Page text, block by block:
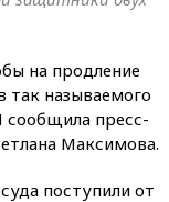
на продление
так называемого
сообщила пресс-
Максимова.
поступили от